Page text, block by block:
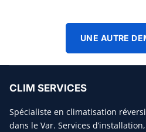
UNE AUTRE
CLIM SERVICES
Spécialiste en climatisation
dans le Var. Services